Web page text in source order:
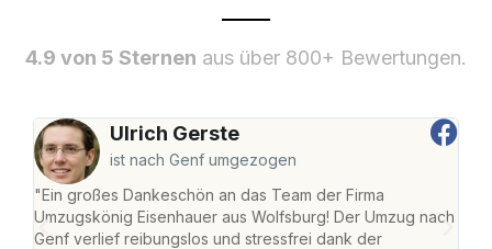
4.9 von 5 Sternen aus über 800+ Bewertungen.
Ulrich Gerste
ist nach Genf umgezogen
"Ein großes Dankeschön an das Team der Firma
Umzugskönig Eisenhauer aus Wolfsburg! Der Umzug nach
Genf verlief reibungslos und stressfrei dank der